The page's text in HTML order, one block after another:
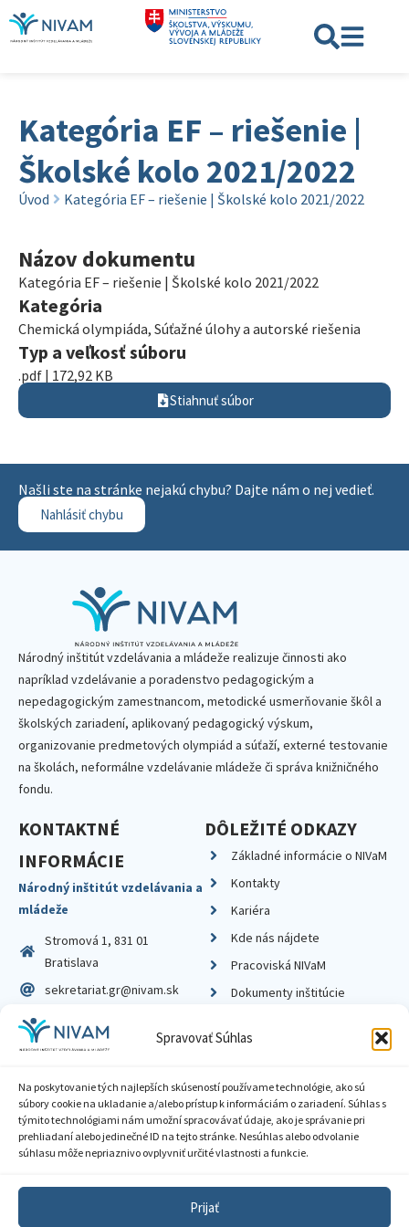
Spravovať Súhlas
Na poskytovanie tých najlepších skúseností používame technológie, ako sú
súbory cookie na ukladanie a/alebo prístup k informáciám o zariadení. Súhlas s
týmito technológiami nám umožní spracovávať údaje, ako je správanie pri
prehliadaní alebo jedinečné ID na tejto stránke. Nesúhlas alebo odvolanie
súhlasu môže nepriaznivo ovplyvniť určité vlastnosti a funkcie.
Prijať
Kategória EF – riešenie |
Školské kolo 2021/2022
Úvod Kategória EF – riešenie | Školské kolo 2021/2022
Názov dokumentu
Kategória EF – riešenie | Školské kolo 2021/2022
Kategória
Chemická olympiáda, Súťažné úlohy a autorské riešenia
Typ a veľkosť súboru
.pdf | 172,92 KB
Stiahnuť súbor
Našli ste na stránke nejakú chybu? Dajte nám o nej vedieť.
Nahlásiť chybu
Národný inštitút vzdelávania a mládeže realizuje činnosti ako
napríklad vzdelávanie a poradenstvo pedagogickým a
nepedagogickým zamestnancom, metodické usmerňovanie škôl a
školských zariadení, aplikovaný pedagogický výskum,
organizovanie predmetových olympiád a súťaží, externé testovanie
na školách, neformálne vzdelávanie mládeže či správa knižničného
fondu.
KONTAKTNÉ
INFORMÁCIE
Národný inštitút vzdelávania a
mládeže
Stromová 1, 831 01
Bratislava
sekretariat.gr@nivam.sk
IČO: 00164348
DIČ: 2020798714
DÔLEŽITÉ ODKAZY
Základné informácie o NIVaM
Kontakty
Kariéra
Kde nás nájdete
Pracoviská NIVaM
Dokumenty inštitúcie
Zásady ochrany súkromia
Sprístupnenie informácií